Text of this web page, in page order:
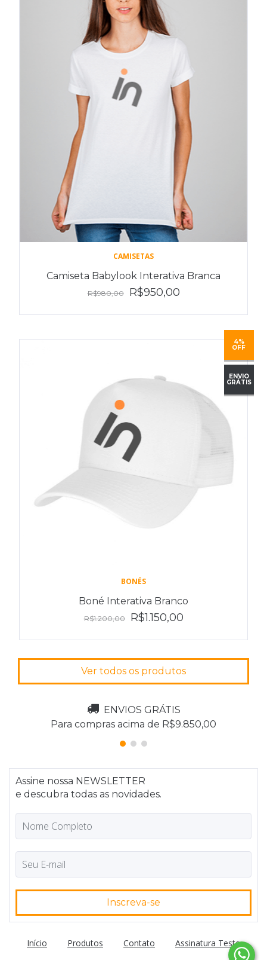
CAMISETAS
Camiseta Babylook Interativa Branca
R$980,00 R$950,00
4%
OFF
ENVIO
GRÁTIS
BONÉS
Boné Interativa Branco
R$1.200,00 R$1.150,00
Ver todos os produtos
ENVIOS GRÁTIS
Para compras acima de R$9.850,00
Assine nossa NEWSLETTER
e descubra todas as novidades.
Início Produtos Contato Assinatura Teste